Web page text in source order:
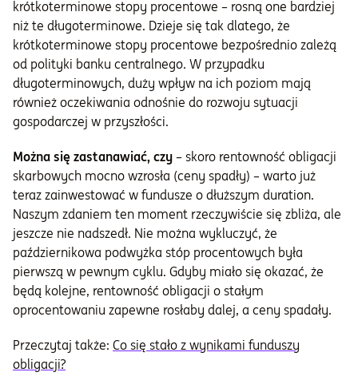
krótkoterminowe stopy procentowe – rosną one bardziej
niż te długoterminowe. Dzieje się tak dlatego, że
krótkoterminowe stopy procentowe bezpośrednio zależą
od polityki banku centralnego. W przypadku
długoterminowych, duży wpływ na ich poziom mają
również oczekiwania odnośnie do rozwoju sytuacji
gospodarczej w przyszłości.
Można się zastanawiać, czy – skoro rentowność obligacji
skarbowych mocno wzrosła (ceny spadły) – warto już
teraz zainwestować w fundusze o dłuższym duration.
Naszym zdaniem ten moment rzeczywiście się zbliża, ale
jeszcze nie nadszedł. Nie można wykluczyć, że
październikowa podwyżka stóp procentowych była
pierwszą w pewnym cyklu. Gdyby miało się okazać, że
będą kolejne, rentowność obligacji o stałym
oprocentowaniu zapewne rosłaby dalej, a ceny spadały.
Przeczytaj także: Co się stało z wynikami funduszy
obligacji?